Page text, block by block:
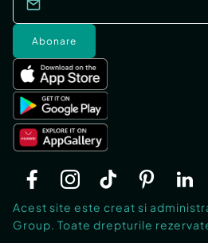
Abonare
Acest site este creat si
Group. Toate drepturile